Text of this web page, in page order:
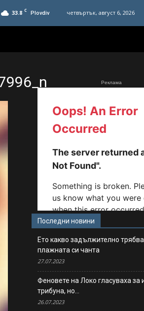
33.8 C Plovdiv четвъртък, август 6, 2026
Реклама
Последни новини
Ето какво задължително
плажната си чанта
27.07.2023
Феновете на Локо гласуваха за
трибуна, но…
26.07.2023